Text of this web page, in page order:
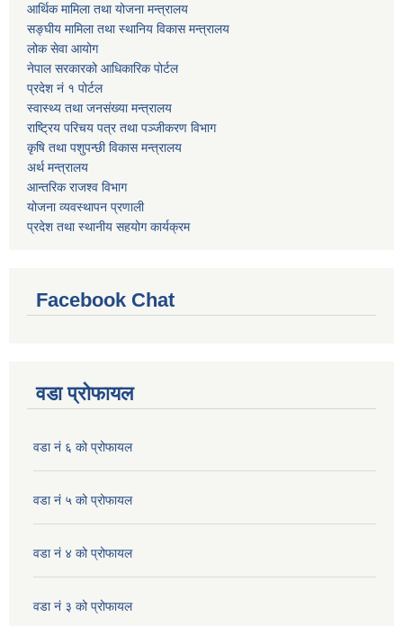
आर्थिक मामिला तथा योजना मन्त्रालय
सङ्घीय मामिला तथा स्थानिय विकास मन्त्रालय
लोक सेवा आयोग
नेपाल सरकारको आधिकारिक पोर्टल
प्रदेश नं १ पोर्टल
स्वास्थ्य तथा जनसंख्या मन्त्रालय
राष्ट्रिय परिचय पत्र तथा पञ्जीकरण विभाग
कृषि तथा पशुपन्छी विकास मन्त्रालय
अर्थ मन्त्रालय
आन्तरिक राजश्व विभाग
योजना व्यवस्थापन प्रणाली
प्रदेश तथा स्थानीय सहयोग कार्यक्रम
Facebook Chat
वडा प्रोफायल
वडा नं ६ को प्रोफायल
वडा नं ५ को प्रोफायल
वडा नं ४ को प्रोफायल
वडा नं ३ को प्रोफायल